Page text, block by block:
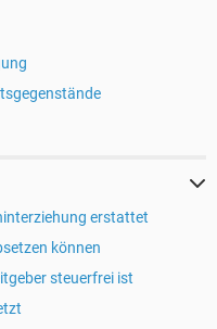
erstattet
können
steuerfrei ist